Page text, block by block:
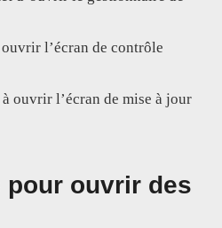
l’écran de contrôle
ouvrir l’écran de mise à jour
pour ouvrir des